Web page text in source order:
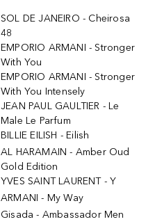
SOL DE JANEIRO - Cheirosa
48
EMPORIO ARMANI - Stronger
With You
EMPORIO ARMANI - Stronger
With You Intensely
JEAN PAUL GAULTIER - Le
Male Le Parfum
BILLIE EILISH - Eilish
AL HARAMAIN - Amber Oud
Gold Edition
YVES SAINT LAURENT - Y
ARMANI - My Way
Gisada - Ambassador Men